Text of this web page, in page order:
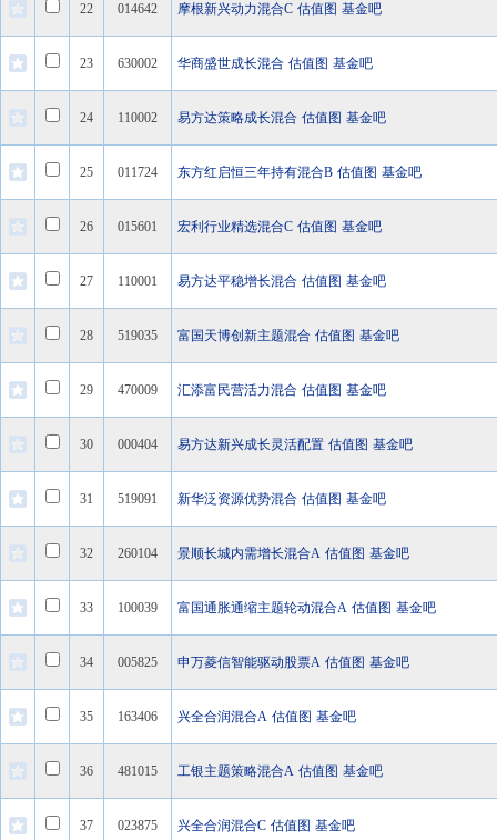
22 014642 摩根新兴动力混合C 估值图 基金吧
23 630002 华商盛世成长混合 估值图 基金吧
24 110002 易方达策略成长混合 估值图 基金吧
25 011724 东方红启恒三年持有混合B 估值图 基金吧
26 015601 宏利行业精选混合C 估值图 基金吧
27 110001 易方达平稳增长混合 估值图 基金吧
28 519035 富国天博创新主题混合 估值图 基金吧
29 470009 汇添富民营活力混合 估值图 基金吧
30 000404 易方达新兴成长灵活配置 估值图 基金吧
31 519091 新华泛资源优势混合 估值图 基金吧
32 260104 景顺长城内需增长混合A 估值图 基金吧
33 100039 富国通胀通缩主题轮动混合A 估值图 基金吧
34 005825 申万菱信智能驱动股票A 估值图 基金吧
35 163406 兴全合润混合A 估值图 基金吧
36 481015 工银主题策略混合A 估值图 基金吧
37 023875 兴全合润混合C 估值图 基金吧